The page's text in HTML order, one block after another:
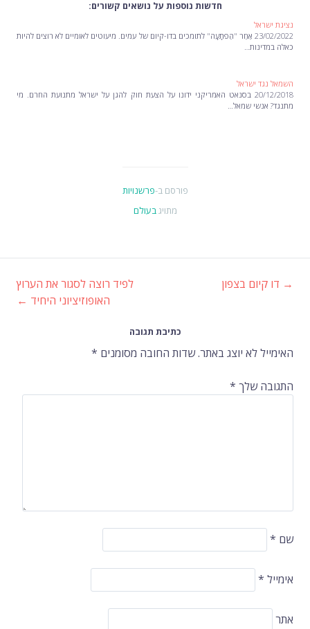
חדשות נוספות על נושאים קשורים:
נציגת ישראל
23/02/2022 אַחֵר "הַפתָעָה" לתומכים בדו-קיום של עמים. מיעוטים לאומיים לא רוצים להיות
כאלה במדינות…
השמאל נגד ישראל
20/12/2018 בסנאט האמריקני ידונו על הצעת חוק להגן על ישראל מתנועת החרם. מי
מתנגד? אנשי שמאל…
פורסם ב-פרשנויות
מתויגבעולם
ניווט
ברשומות
דו קיום בצפון
לפיד רוצה לסגור את הערוץ
האופוזיציוני היחיד←
כתיבת תגובה
האימייל לא יוצג באתר.שדות החובה מסומנים*
התגובה שלך*
שם*
אימייל*
אתר